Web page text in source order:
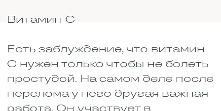
кунжута. Магний и цинк,
которые тоже работают на
Кунжут – вообще кладезь
Цитрусовые, киви,
шиповник, облепиха и
чёрная смородина. Витамин
С, без которого коллаген не